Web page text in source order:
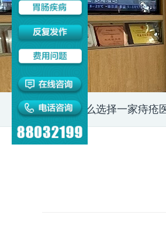
福州怎么选择一家痔疮